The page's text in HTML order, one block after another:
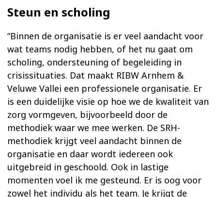
Steun en scholing
“Binnen de organisatie is er veel aandacht voor
wat teams nodig hebben, of het nu gaat om
scholing, ondersteuning of begeleiding in
crisissituaties. Dat maakt RIBW Arnhem &
Veluwe Vallei een professionele organisatie. Er
is een duidelijke visie op hoe we de kwaliteit van
zorg vormgeven, bijvoorbeeld door de
methodiek waar we mee werken. De SRH-
methodiek krijgt veel aandacht binnen de
organisatie en daar wordt iedereen ook
uitgebreid in geschoold. Ook in lastige
momenten voel ik me gesteund. Er is oog voor
zowel het individu als het team. Je krijgt de